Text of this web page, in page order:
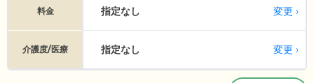
料金 指定なし 変更
介護度/医療 指定なし 変更